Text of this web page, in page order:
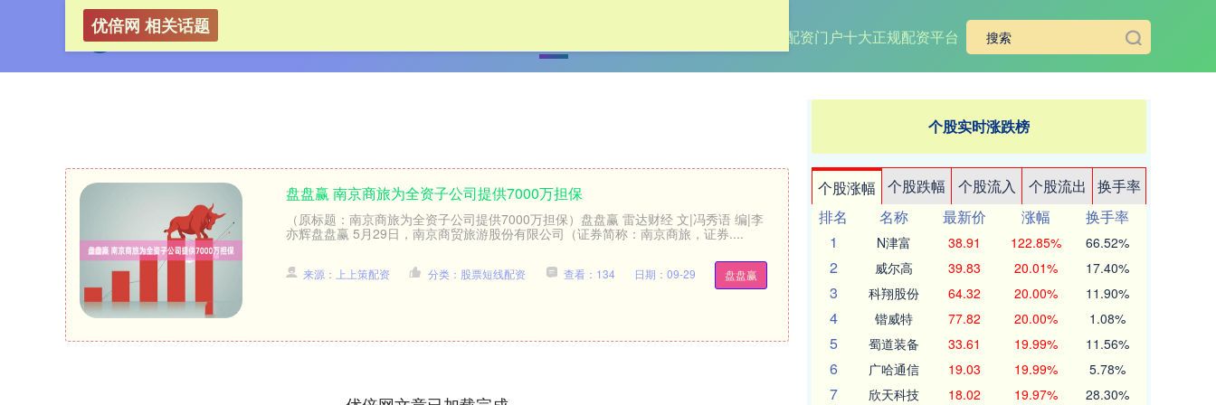
配资安全炒股配资门户十大正规配资平台
优倍网 相关话题
盘盘赢 南京商旅为全资子公司提供7000万担保
（原标题：南京商旅为全资子公司提供7000万担保）盘盘赢 雷达财经 文|冯秀语 编|李
亦辉盘盘赢 5月29日，南京商贸旅游股份有限公司（证券简称：南京商旅，证券....
盘盘赢
来源：上上策配资 分类：股票短线配资 查看：134 日期：09-29
个股实时涨跌榜
个股涨幅 个股跌幅 个股流入 个股流出
换手率
排名
名称 最新价 涨幅
换手率
1
N津富 38.91 122.85% 66.52%
2 威尔高 39.83 20.01% 17.40%
3 科翔股份 64.32 20.00% 11.90%
4 锴威特 77.82 20.00% 1.08%
5 蜀道装备 33.61 19.99% 11.56%
6 广哈通信 19.03 19.99% 5.78%
7 欣天科技 18.02 19.97% 28.30%